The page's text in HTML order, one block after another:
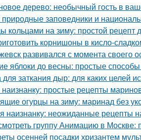
дерево: необычный гость в
природные заповедники и
кольцами на зиму: простой рецепт
корнишоны в кисло-
развивался с момента своего
яблоки до весны: простые
заткания дыр: для каких целей
наизнанку: простые рецепты
огурцы на зиму: маринад без
наизнанку: неожиданные рецепты
группу Анимацию в Москве:
осенней посадки хризантем